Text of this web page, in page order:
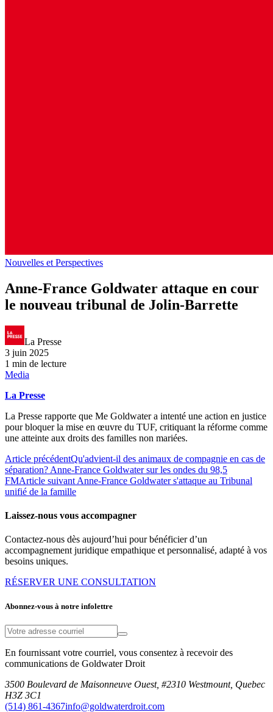
Nouvelles et Perspectives
Anne-France Goldwater attaque en cour
le nouveau tribunal de Jolin-Barrette
La Presse
3 juin 2025
1 min de lecture
Media
La Presse
La Presse rapporte que Me Goldwater a intenté une action en justice
pour bloquer la mise en œuvre du TUF, critiquant la réforme comme
une atteinte aux droits des familles non mariées.
Article précédentQu'advient-il des animaux de compagnie en cas de
séparation? Anne-France Goldwater sur les ondes du 98,5
FMArticle suivant Anne-France Goldwater s'attaque au Tribunal
unifié de la famille
Laissez-nous vous accompagner
Contactez-nous dès aujourd’hui pour bénéficier d’un
accompagnement juridique empathique et personnalisé, adapté à vos
besoins uniques.
RÉSERVER UNE CONSULTATION
Abonnez-vous à notre infolettre
En fournissant votre courriel, vous consentez à recevoir des
communications de Goldwater Droit
3500 Boulevard de Maisonneuve Ouest, #2310 Westmount, Quebec
H3Z 3C1
(514) 861-4367info@goldwaterdroit.com